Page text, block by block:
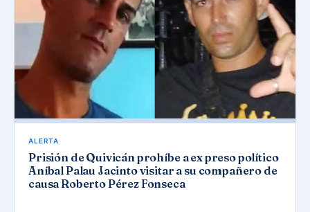
ALERTA
Prisión de Quivicán prohíbe a ex preso político
Aníbal Palau Jacinto visitar a su compañero de
causa Roberto Pérez Fonseca